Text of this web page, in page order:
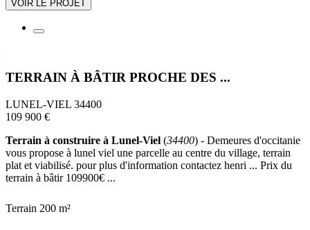
VOIR LE PROJET
TERRAIN À BÂTIR PROCHE DES ...
LUNEL-VIEL 34400
109 900 €
Terrain à construire à Lunel-Viel (34400) - Demeures d'occitanie
vous propose à lunel viel une parcelle au centre du village, terrain
plat et viabilisé. pour plus d'information contactez henri ... Prix du
terrain à bâtir 109900€ ...
Terrain 200 m²